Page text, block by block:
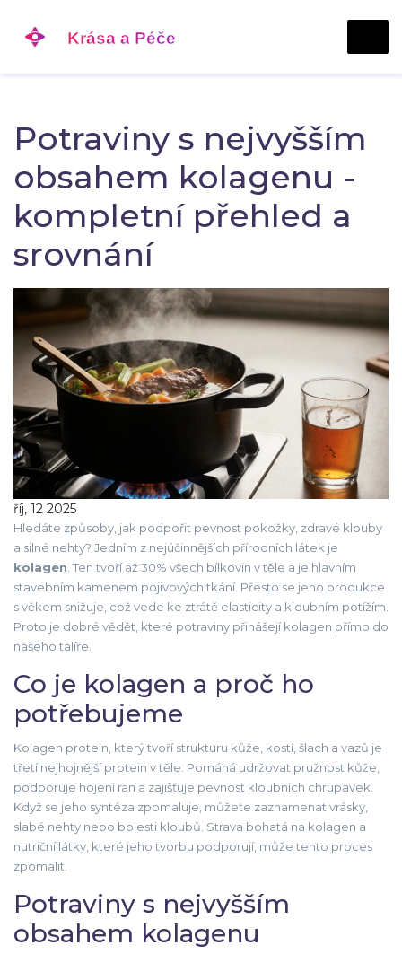
Potraviny s nejvyšším
obsahem kolagenu -
kompletní přehled a
srovnání
říj, 12 2025
Hledáte způsoby, jak podpořit pevnost pokožky, zdravé klouby
a silné nehty? Jedním z nejúčinnějších přírodních látek je
kolagen . Ten tvoří až 30% všech bílkovin v těle a je hlavním
stavebním kamenem pojivových tkání. Přesto se jeho produkce
s věkem snižuje, což vede ke ztrátě elasticity a kloubním potížím.
Proto je dobré vědět, které potraviny přinášejí kolagen přímo do
našeho talíře.
Co je kolagen a proč ho
potřebujeme
Kolagen protein, který tvoří strukturu kůže, kostí, šlach a vazů je
třetí nejhojnější protein v těle. Pomáhá udržovat pružnost kůže,
podporuje hojení ran a zajišťuje pevnost kloubních chrupavek.
Když se jeho syntéza zpomaluje, můžete zaznamenat vrásky,
slabé nehty nebo bolesti kloubů. Strava bohatá na kolagen a
nutriční látky, které jeho tvorbu podporují, může tento proces
zpomalit.
Potraviny s nejvyšším
obsahem kolagenu